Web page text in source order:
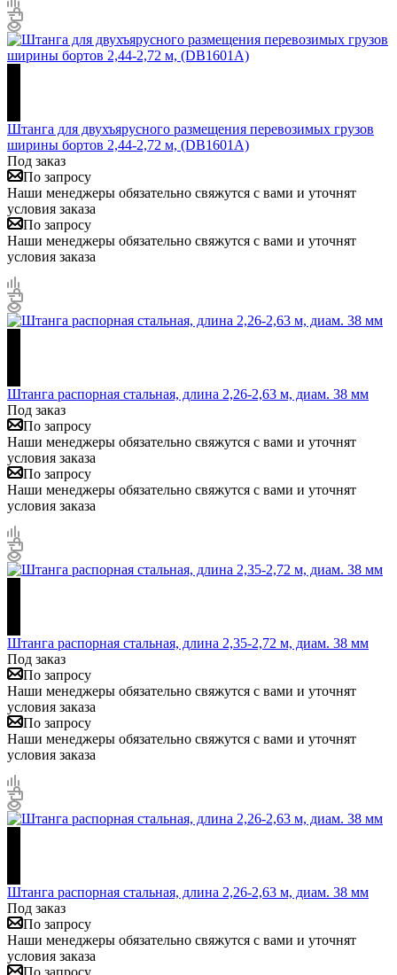
Штанга для двухъярусного размещения перевозимых грузов
ширины бортов 2,44-2,72 м, (DB1601A)
Под заказ
По запросу
Наши менеджеры обязательно свяжутся с вами и уточнят
условия заказа
По запросу
Наши менеджеры обязательно свяжутся с вами и уточнят
условия заказа
Штанга распорная стальная, длина 2,26-2,63 м, диам. 38 мм
Под заказ
По запросу
Наши менеджеры обязательно свяжутся с вами и уточнят
условия заказа
По запросу
Наши менеджеры обязательно свяжутся с вами и уточнят
условия заказа
Штанга распорная стальная, длина 2,35-2,72 м, диам. 38 мм
Под заказ
По запросу
Наши менеджеры обязательно свяжутся с вами и уточнят
условия заказа
По запросу
Наши менеджеры обязательно свяжутся с вами и уточнят
условия заказа
Штанга распорная стальная, длина 2,26-2,63 м, диам. 38 мм
Под заказ
По запросу
Наши менеджеры обязательно свяжутся с вами и уточнят
условия заказа
По запросу